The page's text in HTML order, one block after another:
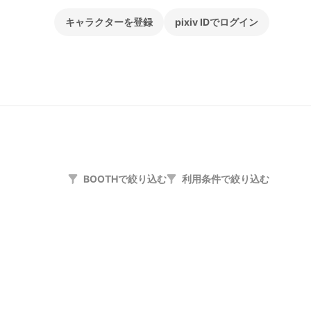
キャラクターを登録 pixiv IDでログイン
BOOTHで絞り込む 利用条件で絞り込む